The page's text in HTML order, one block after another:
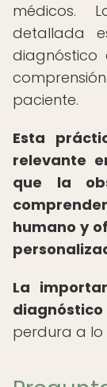
médicos.
detallada
diagnóstico
paciente.
Esta
relevante
que la
humano y
La
perdura a lo